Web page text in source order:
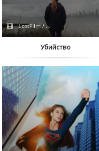
LostFilm / Netflix
Убийство